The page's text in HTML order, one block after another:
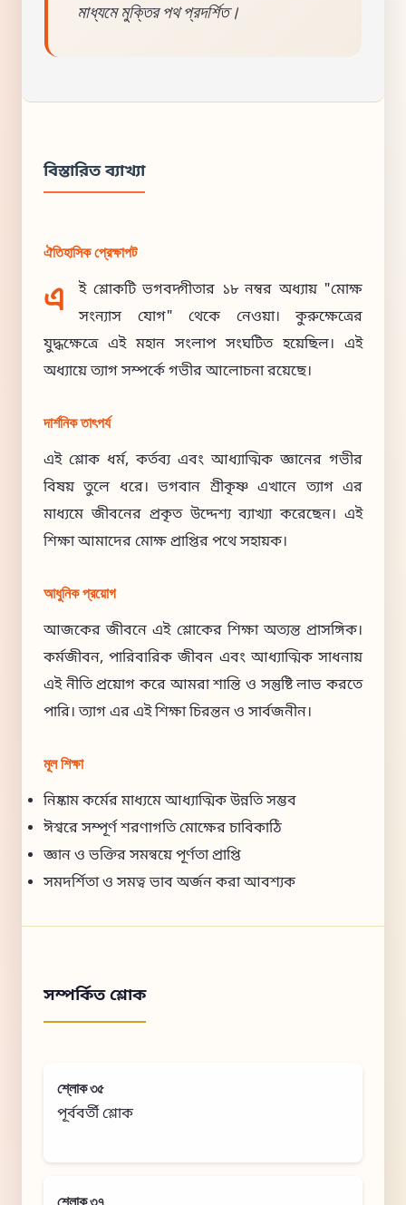
মাধ্যমে মুক্তির পথ প্রদর্শিত।
বিস্তারিত ব্যাখ্যা
ঐতিহাসিক প্রেক্ষাপট
এ
ই শ্লোকটি ভগবদ্গীতার ১৮ নম্বর অধ্যায় "মোক্ষ
সংন্যাস যোগ" থেকে নেওয়া। কুরুক্ষেত্রের
যুদ্ধক্ষেত্রে এই মহান সংলাপ সংঘটিত হয়েছিল। এই
অধ্যায়ে ত্যাগ সম্পর্কে গভীর আলোচনা রয়েছে।
দার্শনিক তাৎপর্য
এই শ্লোক ধর্ম, কর্তব্য এবং আধ্যাত্মিক জ্ঞানের গভীর
বিষয় তুলে ধরে। ভগবান শ্রীকৃষ্ণ এখানে ত্যাগ এর
মাধ্যমে জীবনের প্রকৃত উদ্দেশ্য ব্যাখ্যা করেছেন। এই
শিক্ষা আমাদের মোক্ষ প্রাপ্তির পথে সহায়ক।
আধুনিক প্রয়োগ
আজকের জীবনে এই শ্লোকের শিক্ষা অত্যন্ত প্রাসঙ্গিক।
কর্মজীবন, পারিবারিক জীবন এবং আধ্যাত্মিক সাধনায়
এই নীতি প্রয়োগ করে আমরা শান্তি ও সন্তুষ্টি লাভ করতে
পারি। ত্যাগ এর এই শিক্ষা চিরন্তন ও সার্বজনীন।
মূল শিক্ষা
নিষ্কাম কর্মের মাধ্যমে আধ্যাত্মিক উন্নতি সম্ভব
ঈশ্বরে সম্পূর্ণ শরণাগতি মোক্ষের চাবিকাঠি
জ্ঞান ও ভক্তির সমন্বয়ে পূর্ণতা প্রাপ্তি
সমদর্শিতা ও সমত্ব ভাব অর্জন করা আবশ্যক
সম্পর্কিত শ্লোক
শ্লোক ৩৫
পূর্ববর্তী শ্লোক
শ্লোক ৩৭